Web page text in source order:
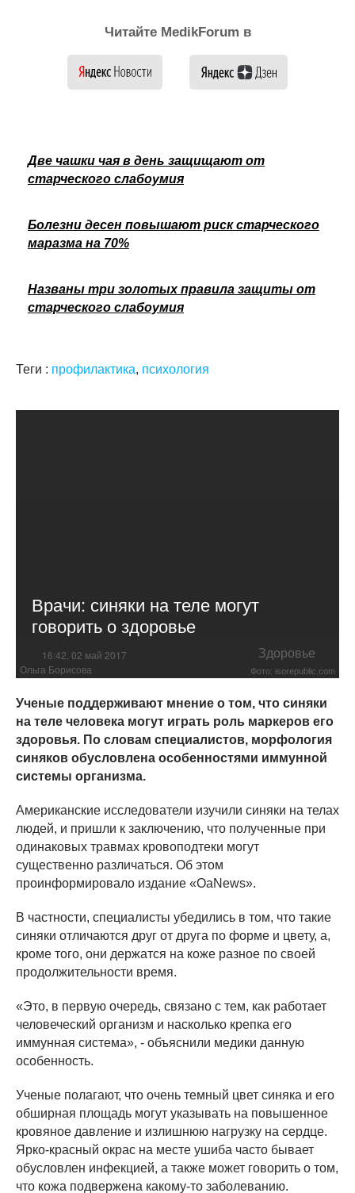
Читайте MedikForum в
Две чашки чая в день защищают от
старческого слабоумия
Болезни десен повышают риск старческого
маразма на 70%
Названы три золотых правила защиты от
старческого слабоумия
Теги : профилактика, психология
Врачи: синяки на теле могут
говорить о здоровье
16:42, 02 май 2017 Здоровье
Ольга Борисова Фото: isorepublic.com
Ученые поддерживают мнение о том, что синяки
на теле человека могут играть роль маркеров его
здоровья. По словам специалистов, морфология
синяков обусловлена особенностями иммунной
системы организма.
Американские исследователи изучили синяки на телах
людей, и пришли к заключению, что полученные при
одинаковых травмах кровоподтеки могут
существенно различаться. Об этом
проинформировало издание «OaNews».
В частности, специалисты убедились в том, что такие
синяки отличаются друг от друга по форме и цвету, а,
кроме того, они держатся на коже разное по своей
продолжительности время.
«Это, в первую очередь, связано с тем, как работает
человеческий организм и насколько крепка его
иммунная система», - объяснили медики данную
особенность.
Ученые полагают, что очень темный цвет синяка и его
обширная площадь могут указывать на повышенное
кровяное давление и излишнюю нагрузку на сердце.
Ярко-красный окрас на месте ушиба часто бывает
обусловлен инфекцией, а также может говорить о том,
что кожа подвержена какому-то заболеванию.